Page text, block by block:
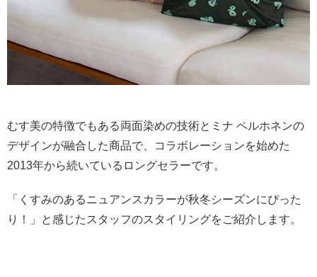
むす美の特徴でもある両面染めの技術とミナ ペルホネンの
デザインが融合した商品で、コラボレーションを始めた
2013年から続いているロングセラーです。
「くすみのあるニュアンスカラーが秋冬シーズンにぴった
り！」と感じたスタッフのスタイリングをご紹介します。